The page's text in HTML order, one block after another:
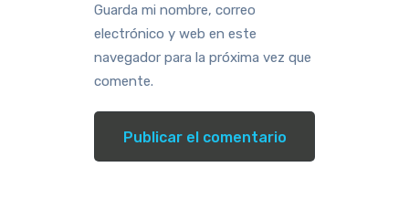
Guarda mi nombre, correo
electrónico y web en este
navegador para la próxima vez que
comente.